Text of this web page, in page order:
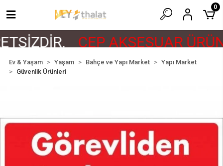
CEP AKSESUAR
0
Ev & Yaşam Yaşam Bahçe ve Yapı Market
Yapı Market
Güvenlik Ürünleri